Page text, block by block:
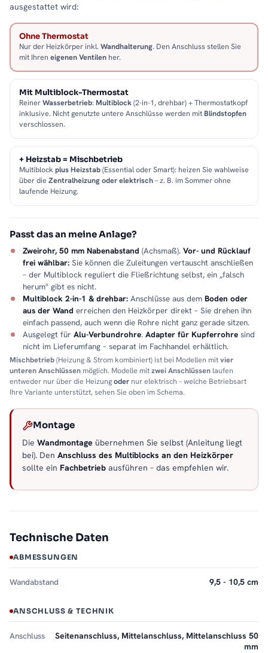
ausgestattet wird:
Ohne Thermostat
Nur der Heizkörper inkl. Wandhalterung. Den Anschluss stellen Sie
mit Ihren eigenen Ventilen her.
Mit Multiblock-Thermostat
ReinerWasserbetrieb: Multiblock(2-in-1, drehbar) + Thermostatkopf
inklusive. Nicht genutzte untere Anschlüsse werden mitBlindstopfen
verschlossen.
+ Heizstab = Mischbetrieb
Multiblock plus Heizstab(Essential oder Smart): heizen Sie wahlweise
über die Zentralheizung oder elektrisch– z. B. im Sommer ohne
laufende Heizung.
Passt das an meine Anlage?
Zweirohr, 50 mm Nabenabstand (Achsmaß). Vor- und Rücklauf
frei wählbar: Sie können die Zuleitungen vertauscht anschließen
– der Multiblock reguliert die Fließrichtung selbst, ein „falsch
herum" gibt es nicht.
Multiblock 2-in-1 & drehbar: Anschlüsse aus dem Boden oder
aus der Wand erreichen den Heizkörper direkt – Sie drehen ihn
einfach passend, auch wenn die Rohre nicht ganz gerade sitzen.
Ausgelegt für Alu-Verbundrohre. Adapter für Kupferrohre sind
nicht im Lieferumfang – separat im Fachhandel erhältlich.
Mischbetrieb(Heizung & Strom kombiniert) ist bei Modellen mitvier
unteren Anschlüssen möglich. Modelle mitzwei Anschlüssen laufen
entweder nur über die Heizungoder nur elektrisch – welche Betriebsart
Ihre Variante unterstützt, sehen Sie oben im Schema.
Montage
Die Wandmontage übernehmen Sie selbst (Anleitung liegt
bei). Den Anschluss des Multiblocks an den Heizkörper
sollte ein Fachbetrieb ausführen – das empfehlen wir.
Technische Daten
ABMESSUNGEN
Wandabstand 9,5 - 10,5 cm
ANSCHLUSS & TECHNIK
Anschluss
Seitenanschluss, Mittelanschluss, Mittelanschluss 50
mm